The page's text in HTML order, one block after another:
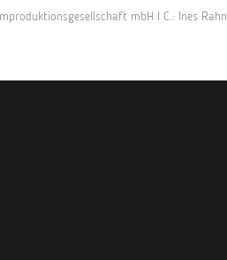
mbH I C.: Ines Rahn